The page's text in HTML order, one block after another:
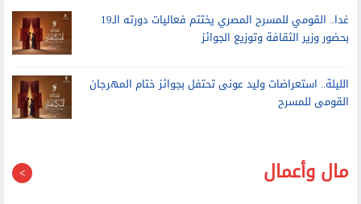
غدا.. القومي للمسرح المصري يختتم فعاليات دورته الـ19
بحضور وزير الثقافة وتوزيع الجوائز
الليلة.. استعراضات وليد عونى تحتفل بجوائز ختام المهرجان
القومى للمسرح
مال وأعمال